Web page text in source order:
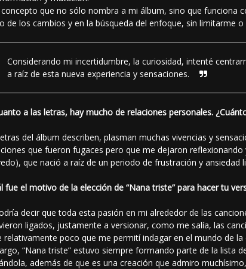
concepto que no sólo nombra a mi álbum, sino que funciona
de los cambios y en la búsqueda del enfoque, sin limitarme
Considerando mi incertidumbre, la curiosidad, intenté
a raíz de esta nueva experiencia y sensaciones.
a las letras, hay mucho de relaciones personales.
del álbum describen, plasman muchas vivencias y
que fueron fugaces pero que me dejaron
que nació a raíz de un periodo de frustración y ansiedad
fue el motivo de la elección de “Nana triste” para hacer tu
decir que toda esta pasión en mi alrededor de las
ligados, justamente a versionar, como me salía, las
relativamente poco que me permití indagar en el mundo de
“Nana triste” estuvo siempre formando parte de la lista
además de que es una creación que admiro